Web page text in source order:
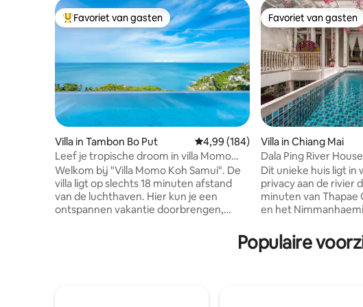
Topfavoriet van gasten
Favoriet van gasten
Villa in Tambon Bo Put Gemiddelde beoordeling van 4,99
4,99 (184)
Leef je tropische droom in villa Momo
met uitzicht op zee
Welkom bij "Villa Momo Koh Samui". De
villa ligt op slechts 18 minuten afstand
van de luchthaven. Hier kun je een
ontspannen vakantie doorbrengen,
Het moderne ontwerp van de villa zorgt
voor een spectaculair uitzicht. Zwem in
Favoriet van gasten
Favoriet van gasten
Villa in Chiang Mai
Dala Ping River
Dit unieke huis ligt in
privacy aan de rivier
minuten van
en het Nimmanhaemin-
badkamer,
een zwembad. Het
Populaire